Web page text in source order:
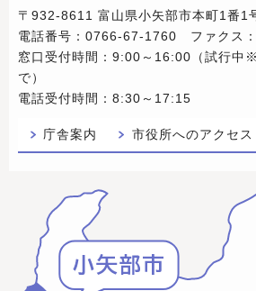
〒932-8611 富山県小矢部市本町1番1
電話番号：0766-67-1760 ファクス
窓口受付時間：9:00～16:00（試行中
で）
電話受付時間：8:30～17:15
庁舎案内 市役所へのアクセス